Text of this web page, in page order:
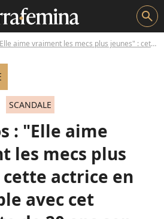
search
aime vraiment les mecs plus jeunes" : cette actrice en couple avec cet humoriste de 20 ans son cadet ?
SCANDALE
: "Elle aime
les mecs plus
actrice en
avec cet